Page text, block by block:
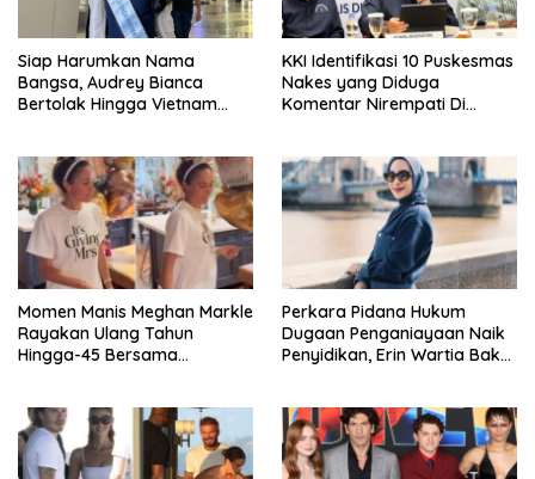
Siap Harumkan Nama
Bangsa, Audrey Bianca
Bertolak Hingga Vietnam
KKI Identifikasi 10 Puskesmas
Nakes yang Diduga
Komentar Nirempati Di
Momen Manis Meghan Markle
Rayakan Ulang Tahun
Hingga-45 Bersama
Perkara Pidana Hukum
Dugaan Penganiayaan Naik
Penyidikan, Erin Wartia Bakal